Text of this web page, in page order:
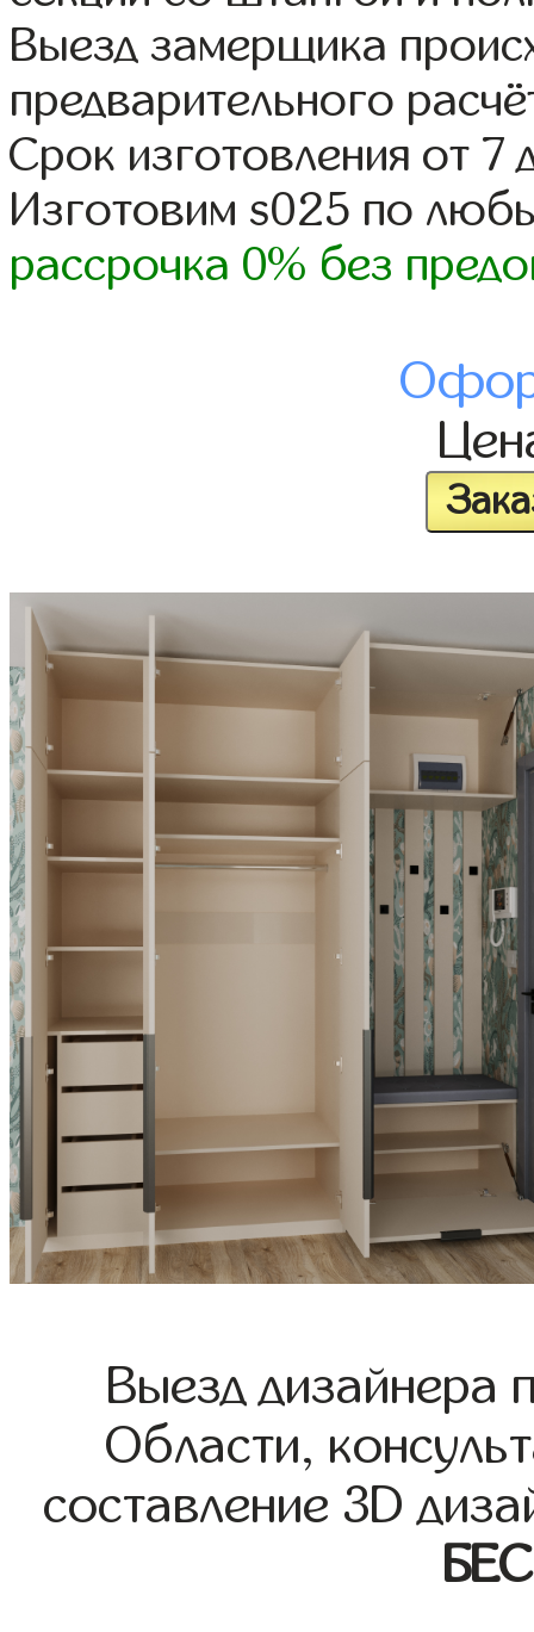
Выезд замерщика
предварительного
Срок изготовления от 7
Изготовим s025 по
рассрочка 0% без
Выезд дизайнера
Области,
составление 3D